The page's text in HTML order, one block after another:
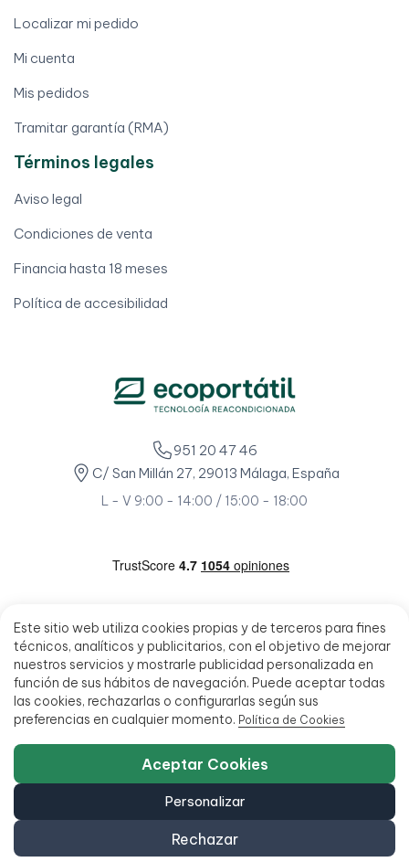
Este sitio web utiliza cookies propias y de terceros para fines
técnicos, analíticos y publicitarios, con el objetivo de mejorar
nuestros servicios y mostrarle publicidad personalizada en
función de sus hábitos de navegación. Puede aceptar todas
las cookies, rechazarlas o configurarlas según sus
preferencias en cualquier momento. Política de Cookies
Rechazar
Personalizar
Aceptar Cookies
Localizar mi pedido
Mi cuenta
Mis pedidos
Tramitar garantía (RMA)
Términos legales
Aviso legal
Condiciones de venta
Financia hasta 18 meses
Política de accesibilidad
951 20 47 46
C/ San Millán 27, 29013 Málaga, España
L - V 9:00 - 14:00 / 15:00 - 18:00
© 2026 - Ecoportatil - Todos los derechos reservados